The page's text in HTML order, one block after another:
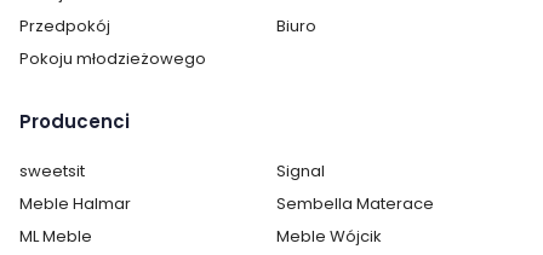
Rozkładany:
Długość rozłożona: 200
Przedpokój
Biuro
Pokoju młodzieżowego
Producenci
sweetsit
Signal
Meble Halmar
Sembella Materace
ML Meble
Meble Wójcik